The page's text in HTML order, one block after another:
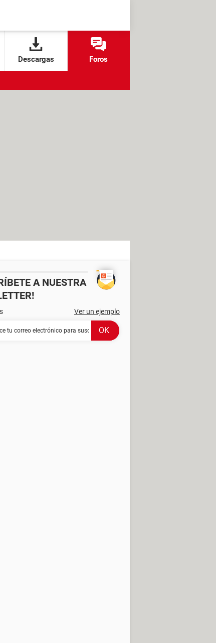
Descargas Foros
A NUESTRA
Ver un ejemplo